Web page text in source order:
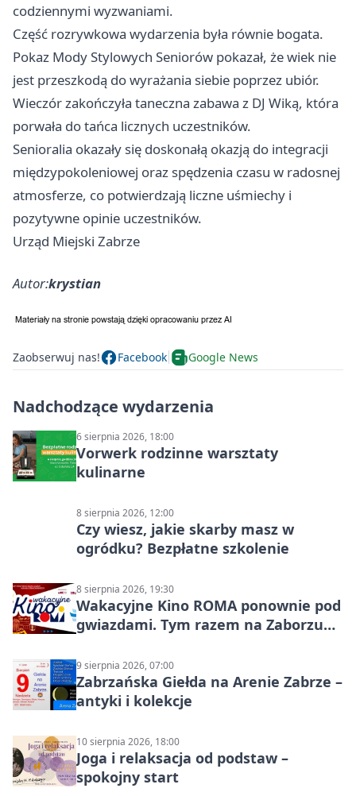
codziennymi wyzwaniami.
Część rozrywkowa wydarzenia była równie bogata.
Pokaz Mody Stylowych Seniorów pokazał, że wiek nie
jest przeszkodą do wyrażania siebie poprzez ubiór.
Wieczór zakończyła taneczna zabawa z DJ Wiką, która
porwała do tańca licznych uczestników.
Senioralia okazały się doskonałą okazją do integracji
międzypokoleniowej oraz spędzenia czasu w radosnej
atmosferze, co potwierdzają liczne uśmiechy i
pozytywne opinie uczestników.
Urząd Miejski Zabrze
Autor:krystian
Zaobserwuj nas! Facebook Google News
Nadchodzące wydarzenia
6 sierpnia 2026, 18:00
Vorwerk rodzinne warsztaty
kulinarne
8 sierpnia 2026, 12:00
Czy wiesz, jakie skarby masz w
ogródku? Bezpłatne szkolenie
8 sierpnia 2026, 19:30
Wakacyjne Kino ROMA ponownie pod
gwiazdami. Tym razem na Zaborzu
9 sierpnia 2026, 07:00
Zabrzańska Giełda na Arenie Zabrze –
antyki i kolekcje
10 sierpnia 2026, 18:00
Joga i relaksacja od podstaw –
spokojny start